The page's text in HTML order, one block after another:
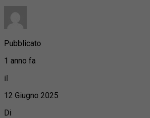
Pubblicato
1 anno fa
il
12 Giugno 2025
Di